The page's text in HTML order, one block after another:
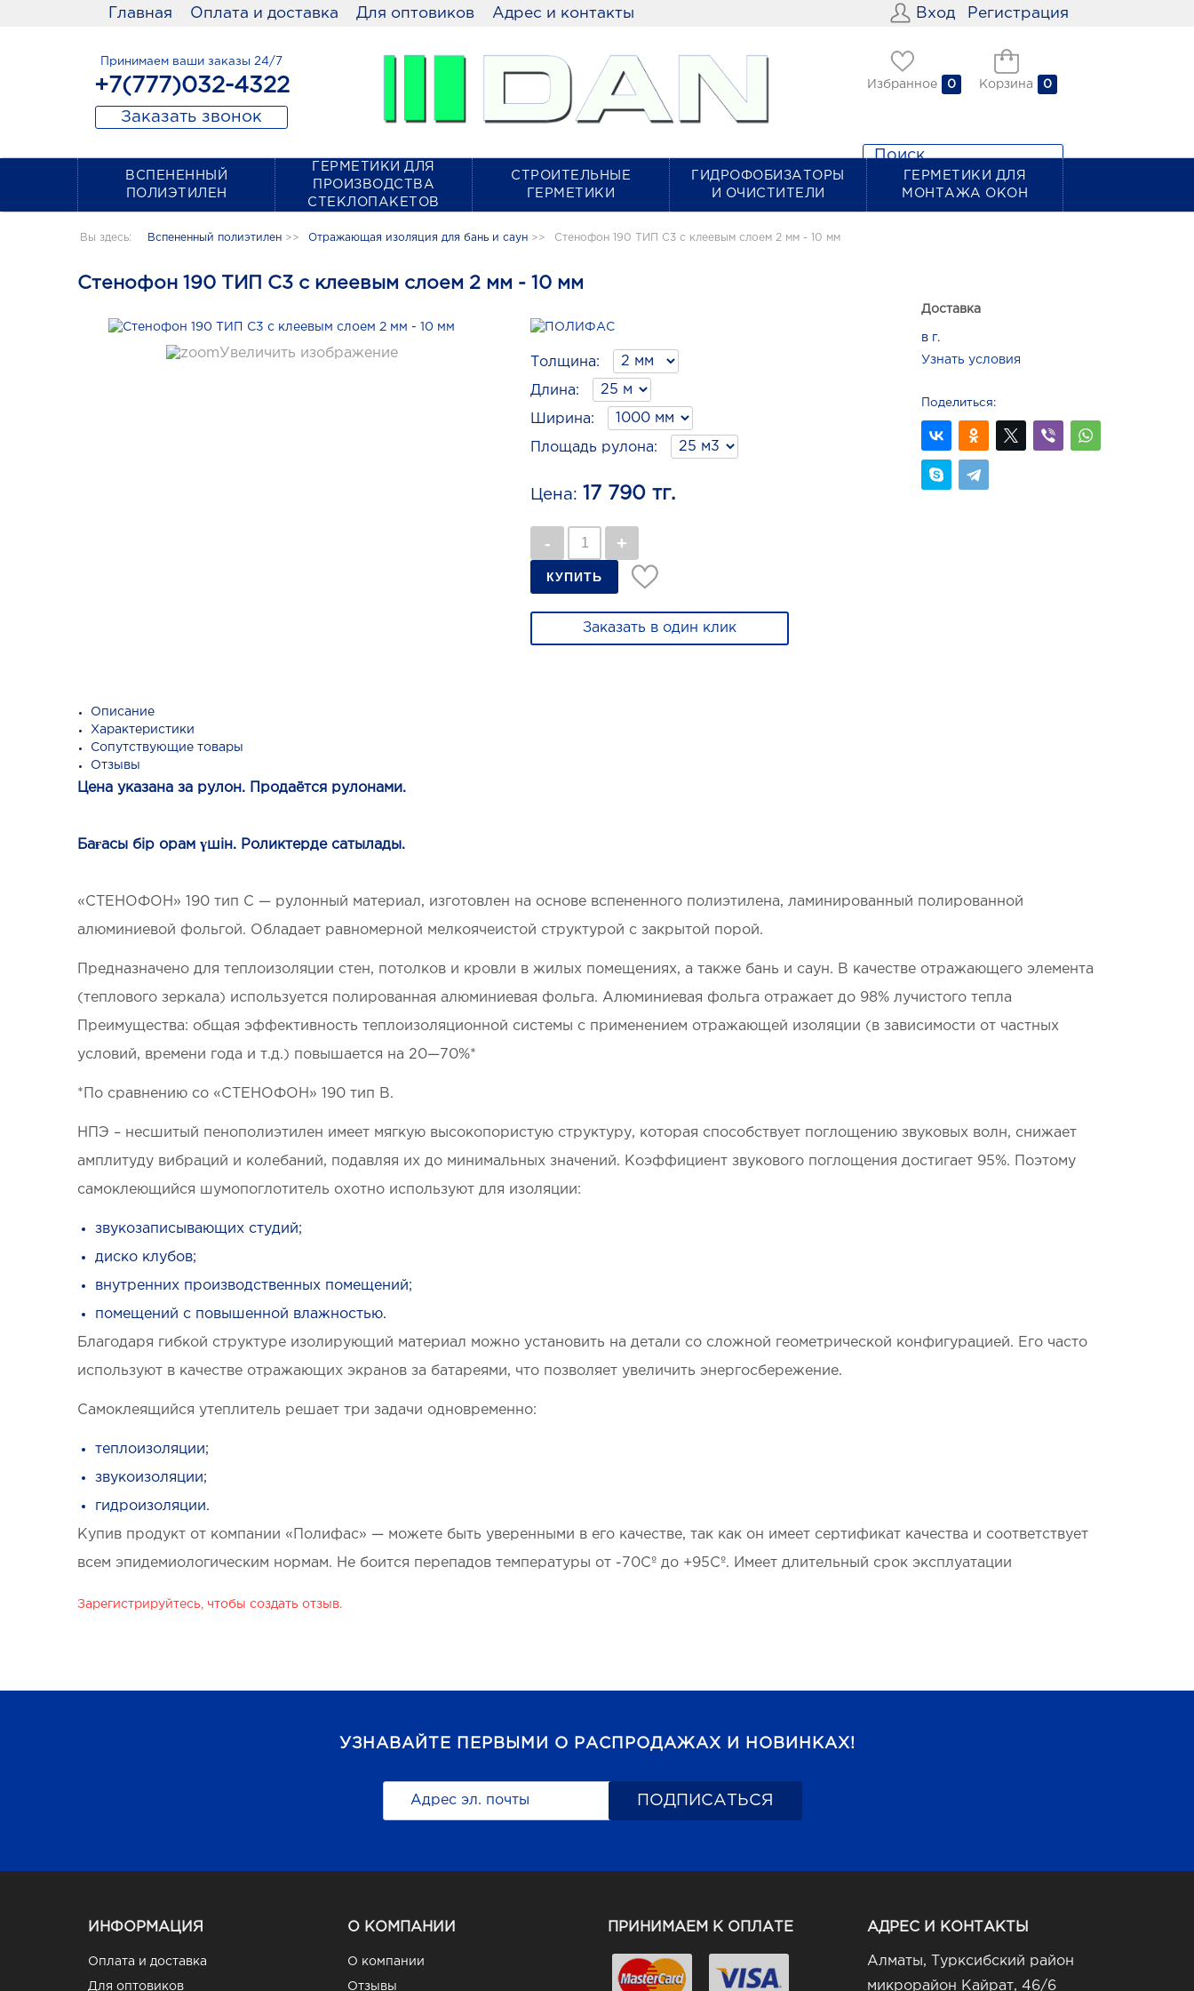
Главная Оплата и доставка Для оптовиков Адрес и контакты Вход Регистрация
Принимаем ваши заказы 24/7
+7(777)032-4322
Заказать звонок
Избранное 0 Корзина 0
ВСПЕНЕННЫЙ
ПОЛИЭТИЛЕН
ГЕРМЕТИКИ ДЛЯ
ПРОИЗВОДСТВА
СТЕКЛОПАКЕТОВ
СТРОИТЕЛЬНЫЕ
ГЕРМЕТИКИ
ГИДРОФОБИЗАТОРЫ
И ОЧИСТИТЕЛИ
ГЕРМЕТИКИ ДЛЯ
МОНТАЖА ОКОН
Вы здесь: Вспененный полиэтилен >> Отражающая изоляция для бань и саун >> Стенофон 190 ТИП С3 с клеевым слоем 2 мм - 10 мм
Стенофон 190 ТИП С3 с клеевым слоем 2 мм - 10 мм
Увеличить изображение
Толщина:
Длина:
Ширина:
Площадь рулона:
Цена: 17 790 тг.
Заказать в один клик
Доставка
в г.
Узнать условия
Описание
Характеристики
Сопутствующие товары
Отзывы
Цена указана за рулон. Продаётся рулонами.
Бағасы бір орам үшін. Роликтерде сатылады.
«СТЕНОФОН» 190 тип С — рулонный материал, изготовлен на основе вспененного полиэтилена, ламинированный полированной
алюминиевой фольгой. Обладает равномерной мелкоячеистой структурой с закрытой порой.
Предназначено для теплоизоляции стен, потолков и кровли в жилых помещениях, а также бань и саун. В качестве отражающего элемента
(теплового зеркала) используется полированная алюминиевая фольга. Алюминиевая фольга отражает до 98% лучистого тепла
Преимущества: общая эффективность теплоизоляционной системы с применением отражающей изоляции (в зависимости от частных
условий, времени года и т.д.) повышается на 20—70%*
*По сравнению со «СТЕНОФОН» 190 тип В.
НПЭ – несшитый пенополиэтилен имеет мягкую высокопористую структуру, которая способствует поглощению звуковых волн, снижает
амплитуду вибраций и колебаний, подавляя их до минимальных значений. Коэффициент звукового поглощения достигает 95%. Поэтому
самоклеющийся шумопоглотитель охотно используют для изоляции:
звукозаписывающих студий;
диско клубов;
внутренних производственных помещений;
помещений с повышенной влажностью.
Благодаря гибкой структуре изолирующий материал можно установить на детали со сложной геометрической конфигурацией. Его часто
используют в качестве отражающих экранов за батареями, что позволяет увеличить энергосбережение.
Самоклеящийся утеплитель решает три задачи одновременно:
теплоизоляции;
звукоизоляции;
гидроизоляции.
Купив продукт от компании «Полифас» — можете быть уверенными в его качестве, так как он имеет сертификат качества и соответствует
всем эпидемиологическим нормам. Не боится перепадов температуры от -70Сº до +95Сº. Имеет длительный срок эксплуатации
Зарегистрируйтесь, чтобы создать отзыв.
УЗНАВАЙТЕ ПЕРВЫМИ О РАСПРОДАЖАХ И НОВИНКАХ!
ИНФОРМАЦИЯ
Оплата и доставка
Для оптовиков
О КОМПАНИИ
О компании
Отзывы
ПРИНИМАЕМ К ОПЛАТЕ АДРЕС И КОНТАКТЫ
Алматы, Турксибский район
микрорайон Кайрат, 46/6